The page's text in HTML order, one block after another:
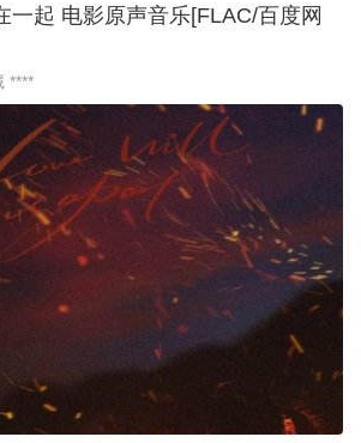
一起 电影原声音乐[FLAC/百度网
****